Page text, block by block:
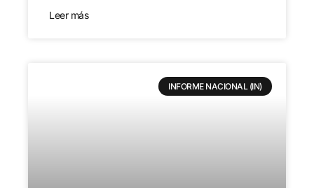
Leer más
INFORME NACIONAL (IN)